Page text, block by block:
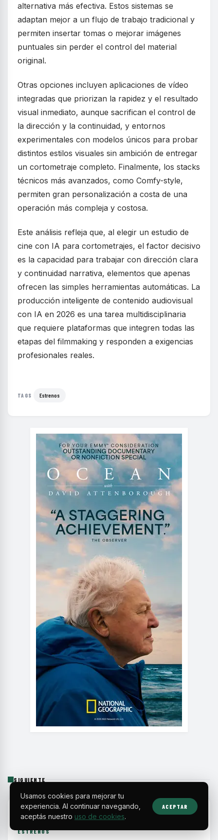
alternativa más efectiva. Estos sistemas se
adaptan mejor a un flujo de trabajo tradicional y
permiten insertar tomas o mejorar imágenes
puntuales sin perder el control del material
original.
Otras opciones incluyen aplicaciones de vídeo
integradas que priorizan la rapidez y el resultado
visual inmediato, aunque sacrifican el control de
la dirección y la continuidad, y entornos
experimentales con modelos únicos para probar
distintos estilos visuales sin ambición de entregar
un cortometraje completo. Finalmente, los stacks
técnicos más avanzados, como Comfy-style,
permiten gran personalización a costa de una
operación más compleja y costosa.
Este análisis refleja que, al elegir un estudio de
cine con IA para cortometrajes, el factor decisivo
es la capacidad para trabajar con dirección clara
y continuidad narrativa, elementos que apenas
ofrecen las simples herramientas automáticas. La
producción inteligente de contenido audiovisual
con IA en 2026 es una tarea multidisciplinaria
que requiere plataformas que integren todas las
etapas del filmmaking y responden a exigencias
profesionales reales.
TAGS Estrenos
SIGUIENTE
HOME MÁS DE 160 ESTRENOS LLEGAN A PRIME VIDEO CON RE...
ESTRENOS
Usamos cookies para mejorar tu
experiencia. Al continuar navegando,
aceptás nuestro uso de cookies.
ACEPTAR